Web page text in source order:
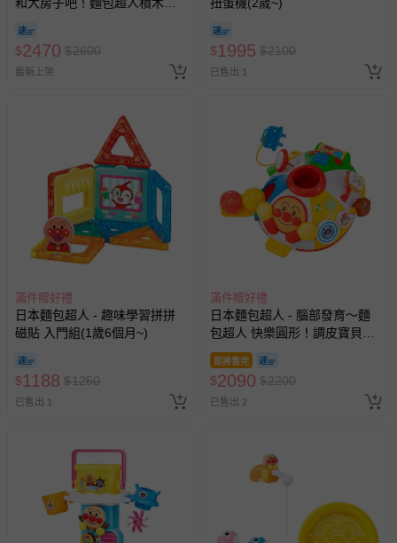
和大房子吧！麵包超人積木樂
$2470 $2600
最新上架
扭蛋機(2歲~)
$1995 $2100
已售出 1
滿件贈好禮
日本麵包超人 - 趣味學習拼拼
磁貼 入門組(1歲6個月~)
$1188 $1250
已售出 1
滿件贈好禮
日本麵包超人 - 腦部發育～麵
包超人 快樂圓形！調皮寶貝玩
具盤(6個月~)
即將售完
$2090 $2200
已售出 2